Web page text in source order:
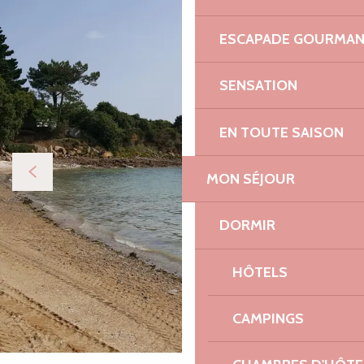
ESCAPADE
SENSATION
EN TOUTE SAISON
MON SÉJOUR
DORMIR
HÔTELS
CAMPINGS